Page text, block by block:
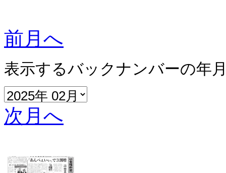
前月へ
表示するバックナンバーの年
次月へ